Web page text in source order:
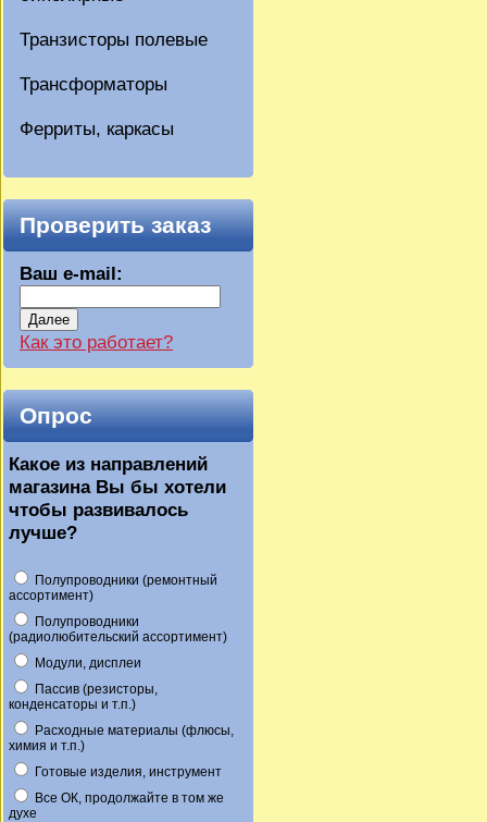
Транзисторы полевые
Трансформаторы
Ферриты, каркасы
Проверить заказ
Ваш e-mail:
Далее
Как это работает?
Опрос
Какое из направлений
магазина Вы бы хотели
чтобы развивалось
лучше?
Полупроводники (ремонтный
ассортимент)
Полупроводники
(радиолюбительский ассортимент)
Модули, дисплеи
Пассив (резисторы,
конденсаторы и т.п.)
Расходные материалы (флюсы,
химия и т.п.)
Готовые изделия, инструмент
Все ОК, продолжайте в том же
духе